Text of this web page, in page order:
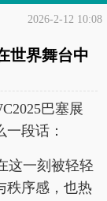
2026-2-12 10:08
世界舞台中
巴塞展
段话：
这一刻被轻轻
秩序感，也热